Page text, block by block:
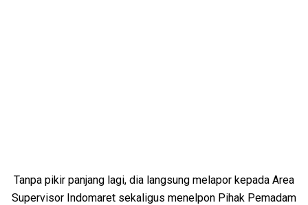
Tanpa pikir panjang lagi, dia langsung melapor kepada Area
Supervisor Indomaret sekaligus menelpon Pihak Pemadam